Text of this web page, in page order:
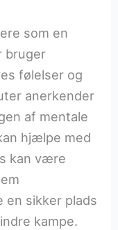
som en
bruger
følelser og
anerkender
af mentale
hjælpe med
kan være
en sikker plads
kampe.